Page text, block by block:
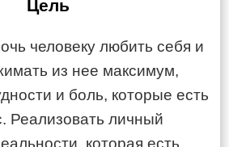
Цель
человеку любить себя и
из нее максимум,
и боль, которые есть
Реализовать личный
которая есть.